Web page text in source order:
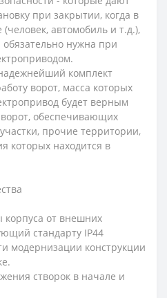
при закрытии, когда в
автомобиль и т.д.),
обязательно нужна при
комплект
ворот, масса которых
будет верным
обеспечивающих
прочие территории,
которых находится в
от внешних
стандарту IP44
модернизации конструкции
створок в начале и